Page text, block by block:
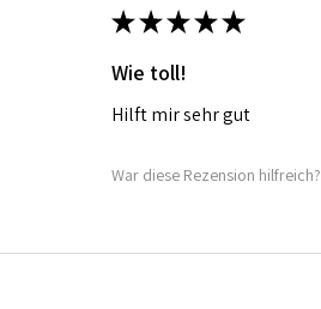
★★★★★
Wie toll!
Hilft mir sehr gut
War diese Rezension hilfreich?